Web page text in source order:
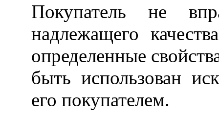
Покупатель не
надлежащего
определенные
быть использован
его покупателем.